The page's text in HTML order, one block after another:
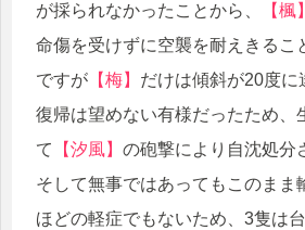
が採られなかったことから、
【楓】
命傷を受けずに空襲を耐えきるこ
ですが 【梅】 だけは傾斜が20度に
復帰は望めない有様だったため、
て
【汐風】 の砲撃により自沈処分
そして無事ではあってもこのまま
ほどの軽症でもないため、3隻は